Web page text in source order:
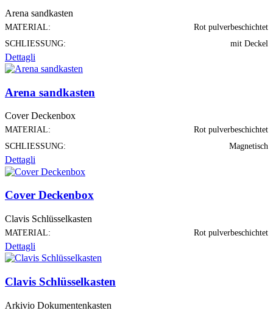
Arena sandkasten
MATERIAL:
Rot pulverbeschichtet
SCHLIESSUNG:
mit Deckel
Dettagli
Arena sandkasten
Cover Deckenbox
MATERIAL:
Rot pulverbeschichtet
SCHLIESSUNG:
Magnetisch
Dettagli
Cover Deckenbox
Clavis Schlüsselkasten
MATERIAL: Rot pulverbeschichtet
Dettagli
Clavis Schlüsselkasten
Arkivio Dokumentenkasten